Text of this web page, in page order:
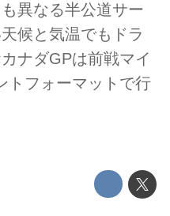
異なる半公道サー
候と気温でもドラ
ナダGPは前戦マイ
トフォーマットで行